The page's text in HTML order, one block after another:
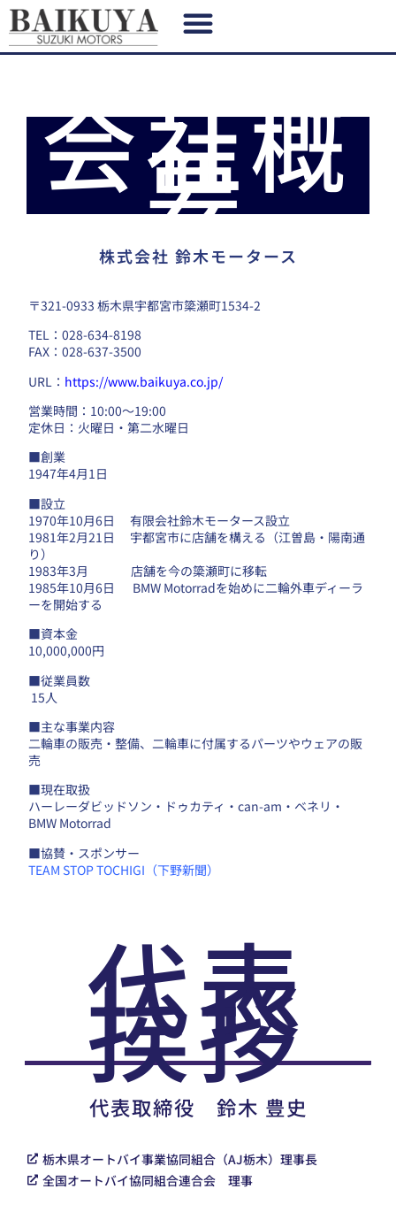
会社概
要
株式会社 鈴木モータース
〒321-0933 栃木県宇都宮市簗瀬町1534-2
TEL：028-634-8198
FAX：028-637-3500
URL： https://www.baikuya.co.jp/
営業時間：10:00～19:00
定休日：火曜日・第二水曜日
■創業
1947年4月1日
■設立
1970年10月6日 有限会社鈴木モータース設立
1981年2月21日 宇都宮市に店舗を構える（江曽島・陽南通
り）
1983年3月 店舗を今の簗瀬町に移転
1985年10月6日 BMW Motorradを始めに二輪外車ディーラ
ーを開始する
■資本金
10,000,000円
■従業員数
15人
■主な事業内容
二輪車の販売・整備、二輪車に付属するパーツやウェアの販
売
■現在取扱
ハーレーダビッドソン・ドゥカティ・can-am・ベネリ・
BMW Motorrad
■協賛・スポンサー
TEAM STOP TOCHIGI（下野新聞）
代表
挨拶
代表取締役 鈴木 豊史
栃木県オートバイ事業協同組合（AJ栃木）理事長
全国オートバイ協同組合連合会 理事